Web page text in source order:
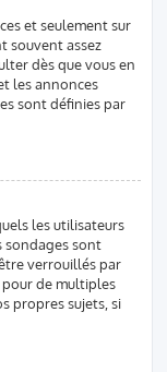
et seulement sur
souvent assez
dès que vous en
les annonces
sont définies par
les utilisateurs
sondages sont
verrouillés par
de multiples
propres sujets, si